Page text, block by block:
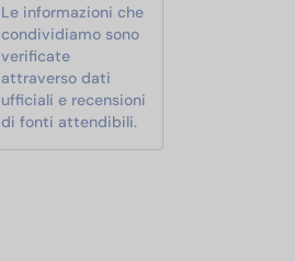
Le informazioni che
condividiamo sono
verificate
attraverso dati
ufficiali e recensioni
di fonti attendibili.